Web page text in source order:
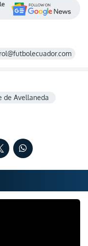
de Avellaneda